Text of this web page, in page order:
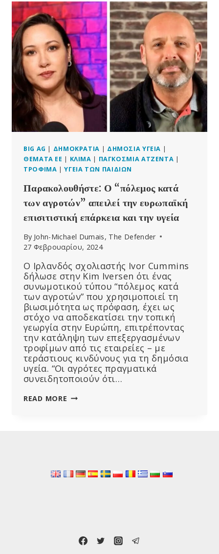
Η
BAYER
ΠΙΈΖΕΙ
ΓΙΑ
ΑΣΠΊΔΑ
ΕΥΘΎΝΗΣ
ΑΦΟΎ
ΟΙ
ΈΝΟΡΚΟΙ
ΤΆΣΣΟΝΤΑΙ
ΥΠΈΡ
ΤΩΝ
ΑΝΘΡΏΠΩΝ
ΥΠΈΣΤΗΣΑΝ
ΒΛΆΒΗ
ΑΠΌ
BIG AG | ΔΗΜΟΚΡΑΤΊΑ | ΔΗΜΌΣΙΑ ΥΓΕΊΑ |
ΘΈΜΑΤΑ ΕΕ | ΚΛΊΜΑ | ΠΑΓΚΌΣΜΙΑ ΑΤΖΈΝΤΑ |
ΤΡΌΦΙΜΑ |ΥΓΕΊΑ ΤΩΝ ΠΑΙΔΙΏΝ
Παρακολουθήστε: Ο “πόλεμος κατά
των αγροτών” απειλεί την ευρωπαϊκή
επισιτιστική επάρκεια και την υγεία
By John-Michael Dumais, The Defender
27 Φεβρουαρίου, 2024
Ο Ιρλανδός σχολιαστής Ivor Cummins
δήλωσε στην Kim Iversen ότι ένας
συνωμοτικού τύπου “πόλεμος κατά
των αγροτών” που χρησιμοποιεί τη
βιωσιμότητα ως πρόφαση, έχει ως
στόχο να αποδεκατίσει την τοπική
γεωργία στην Ευρώπη, επιτρέποντας
την κατάληψη των επεξεργασμένων
τροφίμων από τις εταιρείες – με
τεράστιους κινδύνους για τη δημόσια
υγεία. “Οι αγρότες πραγματικά
συνειδητοποιούν ότι…
READ MORE ΠΑΡΑΚΟΛΟΥΘΉΣΤΕ:
ΤΗΝ
ΕΥΡΩΠΑΪΚΉ